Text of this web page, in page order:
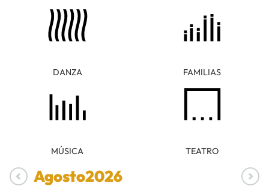
DANZA FAMILIAS
MÚSICA TEATRO
Agosto2026